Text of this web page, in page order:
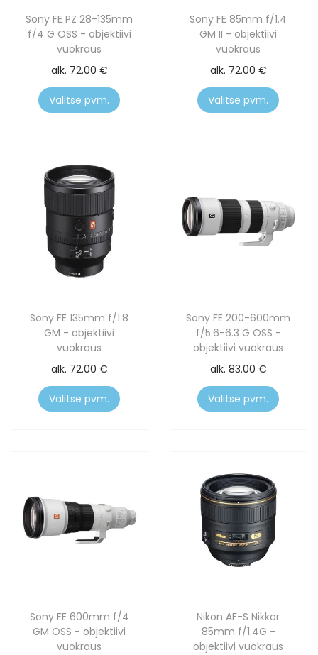
Sony FE PZ 28-135mm
f/4 G OSS - objektiivi
vuokraus
alk. 72.00 €
Valitse pvm.
Sony FE 85mm f/1.4
GM II - objektiivi
vuokraus
alk. 72.00 €
Valitse pvm.
Sony FE 135mm f/1.8
GM - objektiivi
vuokraus
alk. 72.00 €
Valitse pvm.
Sony FE 200-600mm
f/5.6-6.3 G OSS -
objektiivi vuokraus
alk. 83.00 €
Valitse pvm.
Sony FE 600mm f/4
GM OSS - objektiivi
vuokraus
Nikon AF-S Nikkor
85mm f/1.4G -
objektiivi vuokraus